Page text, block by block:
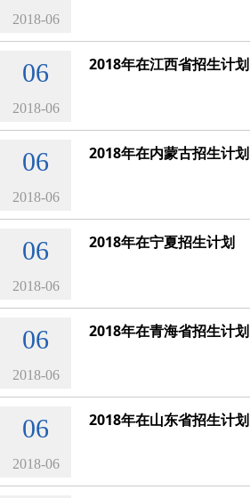
2018-06
06
2018-06
2018年在江西省招生计划
06
2018-06
2018年在内蒙古招生计划
06
2018-06
2018年在宁夏招生计划
06
2018-06
2018年在青海省招生计划
06
2018-06
2018年在山东省招生计划